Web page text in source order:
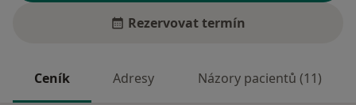
Rezervovat termín
Ceník Adresy Názory pacientů (11)